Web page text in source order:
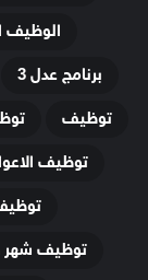
الوظيف
برنامج عدل 3
توظيف
توظيف
توظيف
توظيف شهر